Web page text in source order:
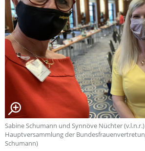
Sabine Schumann und Synnöve Nüchter
Hauptversammlung der
Schumann)